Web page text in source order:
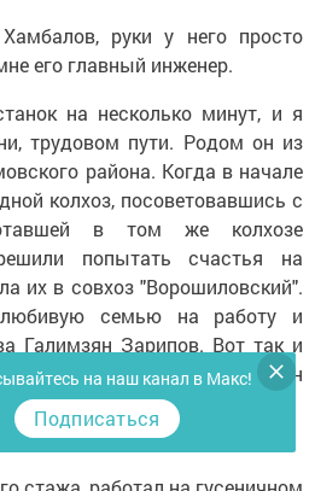
руки у него просто
его главный инженер.
на несколько минут, и я
трудовом пути. Родом он из
района. Когда в начале
колхоз, посоветовавшись с
в том же колхозе
попытать счастья на
их в совхоз "Ворошиловский".
семью на работу и
Галимзян Зарипов. Вот так и
Лейсан и Мирхазян
он - механизатором.
на наш канал в Макс!
Подписаться